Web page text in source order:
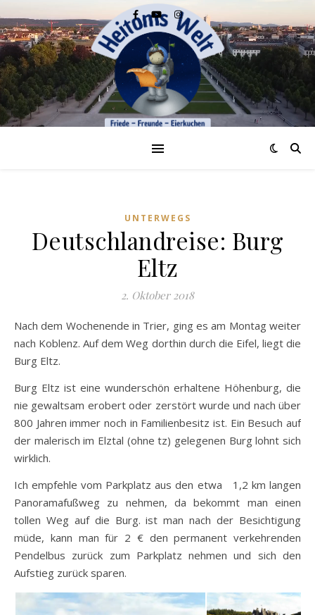
UNTERWEGS
Deutschlandreise: Burg
Eltz
2. Oktober 2018
Nach dem Wochenende in Trier, ging es am Montag weiter
nach Koblenz. Auf dem Weg dorthin durch die Eifel, liegt die
Burg Eltz.
Burg Eltz ist eine wunderschön erhaltene Höhenburg, die
nie gewaltsam erobert oder zerstört wurde und nach über
800 Jahren immer noch in Familienbesitz ist. Ein Besuch auf
der malerisch im Elztal (ohne tz) gelegenen Burg lohnt sich
wirklich.
Ich empfehle vom Parkplatz aus den etwa 1,2 km langen
Panoramafußweg zu nehmen, da bekommt man einen
tollen Weg auf die Burg. ist man nach der Besichtigung
müde, kann man für 2 € den permanent verkehrenden
Pendelbus zurück zum Parkplatz nehmen und sich den
Aufstieg zurück sparen.